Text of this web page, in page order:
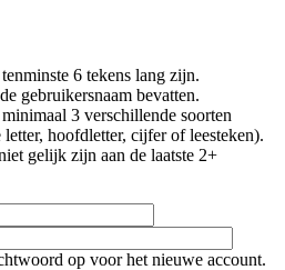
6 tekens lang zijn.
gebruikersnaam bevatten.
3 verschillende soorten
hoofdletter, cijfer of leesteken).
gelijk zijn aan de laatste 2+
op voor het nieuwe account.